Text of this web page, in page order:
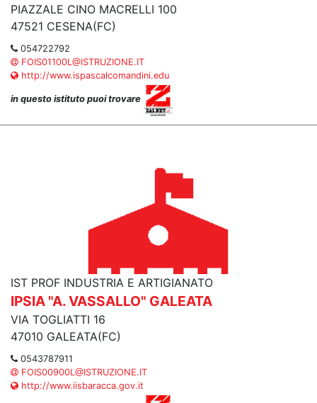
PIAZZALE CINO MACRELLI 100
47521 CESENA(FC)
054722792
FOIS01100L@ISTRUZIONE.IT
http://www.ispascalcomandini.edu
in questo istituto puoi trovare
IST PROF INDUSTRIA E ARTIGIANATO
IPSIA "A. VASSALLO" GALEATA
VIA TOGLIATTI 16
47010 GALEATA(FC)
0543787911
FOIS00900L@ISTRUZIONE.IT
http://www.iisbaracca.gov.it